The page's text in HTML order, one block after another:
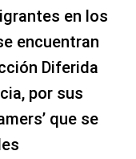
en los
encuentran
Diferida
por sus
que se